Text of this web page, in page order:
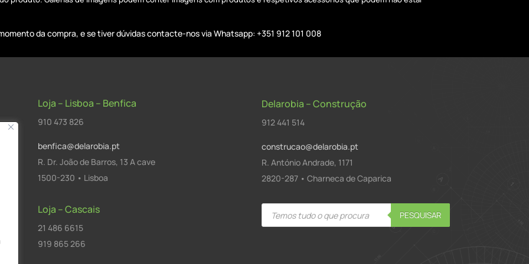
da compra, e se tiver dúvidas contacte-nos via Whatsapp: +351 912 101 008
Loja – Lisboa – Benfica
910 473 826
benfica@delarobia.pt
R. Dr. João de Barros, 13 A cave
1500-230 • Lisboa
Loja – Cascais
21 486 6615
919 865 266
Delarobia – Construção
912 441 514
construcao@delarobia.pt
R. António Andrade, 1171
2820-287 • Charneca de Caparica
Products
search PESQUISAR